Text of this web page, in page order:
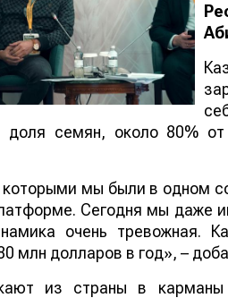
доля семян, около 80%
которыми мы были в одном
Сегодня мы даже
очень тревожная.
млн долларов в год», –
из страны в